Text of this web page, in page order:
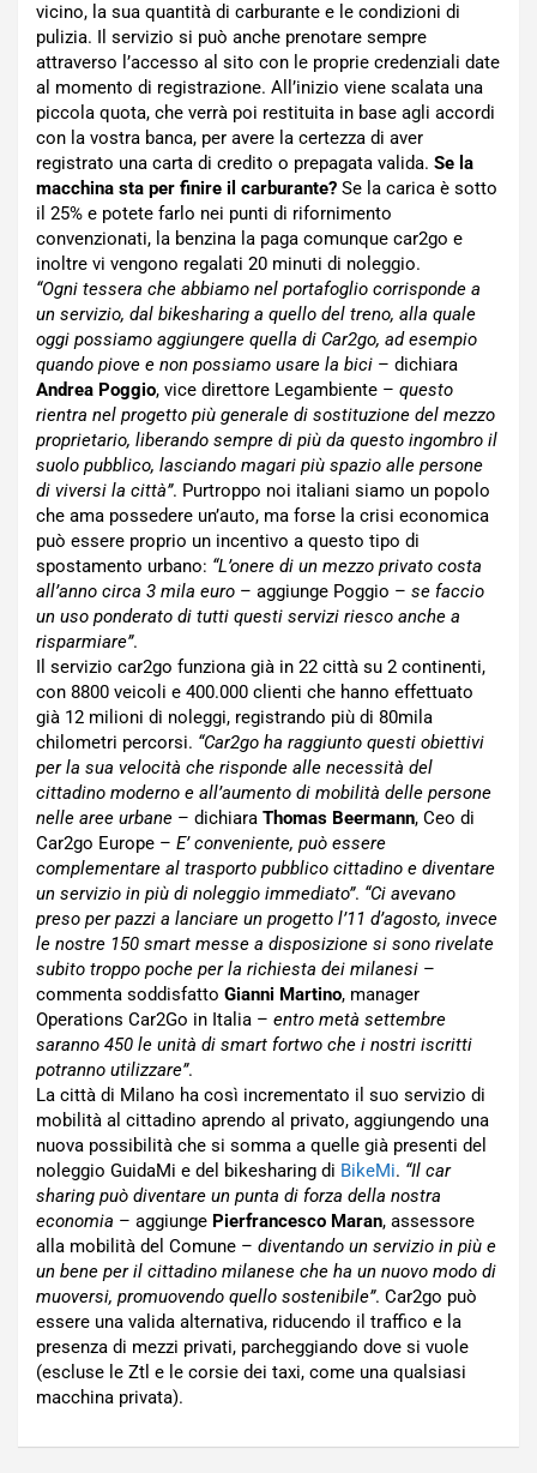
vicino, la sua quantità di carburante e le condizioni di
pulizia. Il servizio si può anche prenotare sempre
attraverso l’accesso al sito con le proprie credenziali date
al momento di registrazione. All’inizio viene scalata una
piccola quota, che verrà poi restituita in base agli accordi
con la vostra banca, per avere la certezza di aver
registrato una carta di credito o prepagata valida. Se la
macchina sta per finire il carburante? Se la carica è sotto
il 25% e potete farlo nei punti di rifornimento
convenzionati, la benzina la paga comunque car2go e
inoltre vi vengono regalati 20 minuti di noleggio.
“Ogni tessera che abbiamo nel portafoglio corrisponde a
un servizio, dal bikesharing a quello del treno, alla quale
oggi possiamo aggiungere quella di Car2go, ad esempio
quando piove e non possiamo usare la bici – dichiara
Andrea Poggio, vice direttore Legambiente – questo
rientra nel progetto più generale di sostituzione del mezzo
proprietario, liberando sempre di più da questo ingombro il
suolo pubblico, lasciando magari più spazio alle persone
di viversi la città”. Purtroppo noi italiani siamo un popolo
che ama possedere un’auto, ma forse la crisi economica
può essere proprio un incentivo a questo tipo di
spostamento urbano: “L’onere di un mezzo privato costa
all’anno circa 3 mila euro – aggiunge Poggio – se faccio
un uso ponderato di tutti questi servizi riesco anche a
risparmiare”.
Il servizio car2go funziona già in 22 città su 2 continenti,
con 8800 veicoli e 400.000 clienti che hanno effettuato
già 12 milioni di noleggi, registrando più di 80mila
chilometri percorsi. “Car2go ha raggiunto questi obiettivi
per la sua velocità che risponde alle necessità del
cittadino moderno e all’aumento di mobilità delle persone
nelle aree urbane – dichiara Thomas Beermann, Ceo di
Car2go Europe – E’ conveniente, può essere
complementare al trasporto pubblico cittadino e diventare
un servizio in più di noleggio immediato”. “Ci avevano
preso per pazzi a lanciare un progetto l’11 d’agosto, invece
le nostre 150 smart messe a disposizione si sono rivelate
subito troppo poche per la richiesta dei milanesi –
commenta soddisfatto Gianni Martino, manager
Operations Car2Go in Italia – entro metà settembre
saranno 450 le unità di smart fortwo che i nostri iscritti
potranno utilizzare”.
La città di Milano ha così incrementato il suo servizio di
mobilità al cittadino aprendo al privato, aggiungendo una
nuova possibilità che si somma a quelle già presenti del
noleggio GuidaMi e del bikesharing di BikeMi. “Il car
sharing può diventare un punta di forza della nostra
economia – aggiunge Pierfrancesco Maran, assessore
alla mobilità del Comune – diventando un servizio in più e
un bene per il cittadino milanese che ha un nuovo modo di
muoversi, promuovendo quello sostenibile”. Car2go può
essere una valida alternativa, riducendo il traffico e la
presenza di mezzi privati, parcheggiando dove si vuole
(escluse le Ztl e le corsie dei taxi, come una qualsiasi
macchina privata).